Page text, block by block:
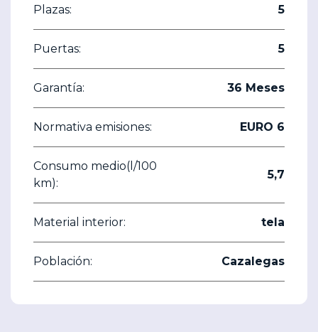
Plazas: 5
Puertas: 5
Garantía: 36 Meses
Normativa emisiones: EURO 6
Consumo medio(l/100
km):
5,7
Material interior: tela
Población: Cazalegas